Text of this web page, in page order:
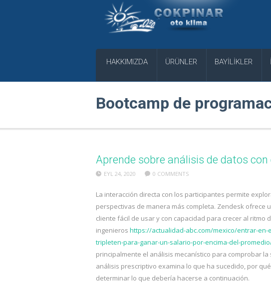
HAKKIMIZDA ÜRÜNLER BAYİLİKLER
Bootcamp de
Aprende sobre análisis de datos
EYL 24, 2020 0 COMMENTS
La interacción directa con los participantes permite
perspectivas de manera más completa. Zendesk ofrece
cliente fácil de usar y con capacidad para crecer al ritmo
ingenieros https://actualidad-abc.com/mexico/entrar-
tripleten-para-ganar-un-salario-por-encima-del-
principalmente el análisis mecanístico para comprobar
análisis prescriptivo examina lo que ha sucedido, por
determinar lo que debería hacerse a continuación.